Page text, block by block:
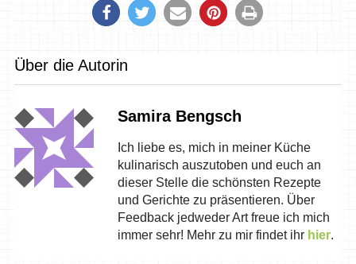
Über die Autorin
Samira Bengsch
Ich liebe es, mich in meiner Küche
kulinarisch auszutoben und euch an
dieser Stelle die schönsten Rezepte
und Gerichte zu präsentieren. Über
Feedback jedweder Art freue ich mich
immer sehr! Mehr zu mir findet ihr hier.